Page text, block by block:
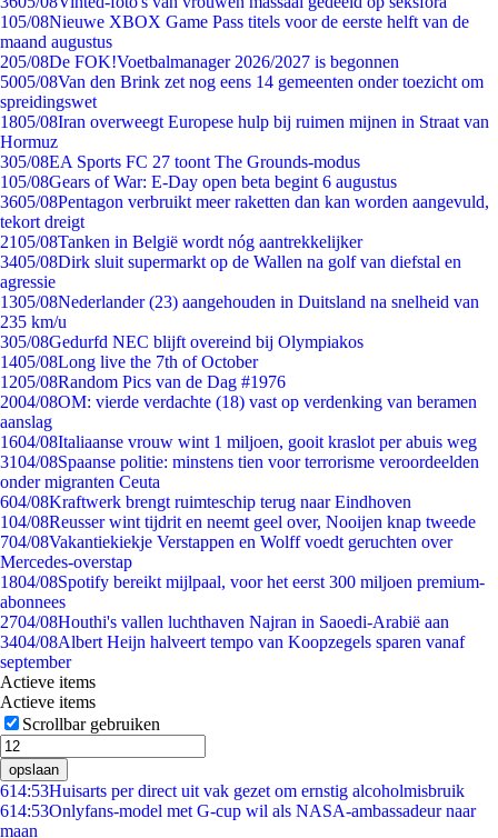
105/08Nieuwe XBOX Game Pass titels voor de eerste helft van de
maand augustus
205/08De FOK!Voetbalmanager 2026/2027 is begonnen
5005/08Van den Brink zet nog eens 14 gemeenten onder toezicht om
spreidingswet
1805/08Iran overweegt Europese hulp bij ruimen mijnen in Straat van
Hormuz
305/08EA Sports FC 27 toont The Grounds-modus
105/08Gears of War: E-Day open beta begint 6 augustus
3605/08Pentagon verbruikt meer raketten dan kan worden aangevuld,
tekort dreigt
2105/08Tanken in België wordt nóg aantrekkelijker
3405/08Dirk sluit supermarkt op de Wallen na golf van diefstal en
agressie
1305/08Nederlander (23) aangehouden in Duitsland na snelheid van
235 km/u
305/08Gedurfd NEC blijft overeind bij Olympiakos
1405/08Long live the 7th of October
1205/08Random Pics van de Dag #1976
2004/08OM: vierde verdachte (18) vast op verdenking van beramen
aanslag
1604/08Italiaanse vrouw wint 1 miljoen, gooit kraslot per abuis weg
3104/08Spaanse politie: minstens tien voor terrorisme veroordeelden
onder migranten Ceuta
604/08Kraftwerk brengt ruimteschip terug naar Eindhoven
104/08Reusser wint tijdrit en neemt geel over, Nooijen knap tweede
704/08Vakantiekiekje Verstappen en Wolff voedt geruchten over
Mercedes-overstap
1804/08Spotify bereikt mijlpaal, voor het eerst 300 miljoen premium-
abonnees
2704/08Houthi's vallen luchthaven Najran in Saoedi-Arabië aan
3404/08Albert Heijn halveert tempo van Koopzegels sparen vanaf
september
Actieve items
Actieve items
Scrollbar gebruiken
opslaan
614:53Huisarts per direct uit vak gezet om ernstig alcoholmisbruik
614:53Onlyfans-model met G-cup wil als NASA-ambassadeur naar
maan